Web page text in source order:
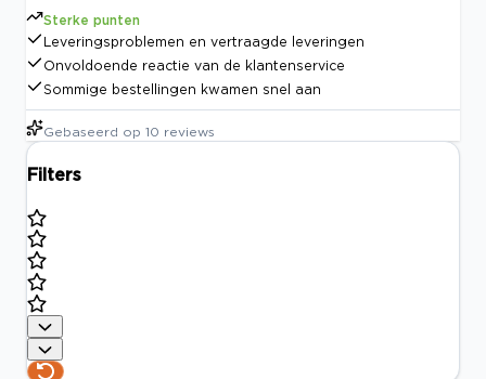
Sterke punten
Leveringsproblemen en vertraagde leveringen
Onvoldoende reactie van de klantenservice
Sommige bestellingen kwamen snel aan
Gebaseerd op 10 reviews
Filters